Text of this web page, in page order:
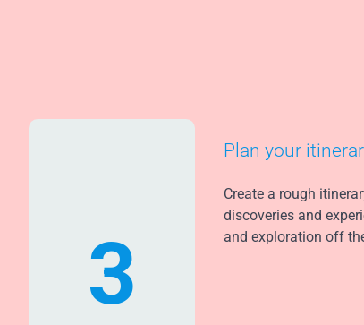
3
Plan your
Create a rough
discoveries and
and exploration off